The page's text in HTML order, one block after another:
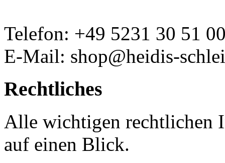
Telefon: +49 5231 30 51
E-Mail: shop@heidis-
Rechtliches
Alle wichtigen rechtlichen
auf einen Blick.